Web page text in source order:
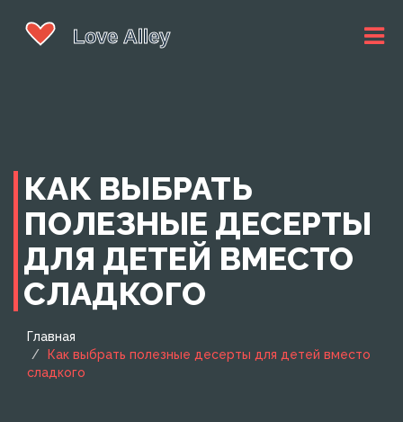
КАК ВЫБРАТЬ
ПОЛЕЗНЫЕ ДЕСЕРТЫ
ДЛЯ ДЕТЕЙ ВМЕСТО
СЛАДКОГО
Главная
Как выбрать полезные десерты для детей вместо
сладкого